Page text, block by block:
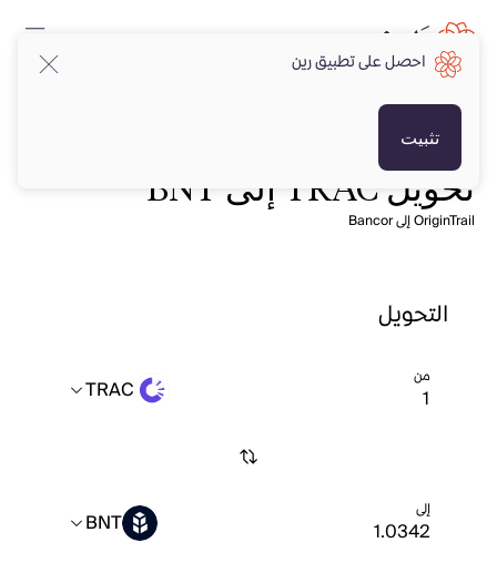
تحويل TRAC إلى BNT
OriginTrail إلى Bancor
التحويل
من TRAC
إلى BNT
احصل على تطبيق رين
تثبيت